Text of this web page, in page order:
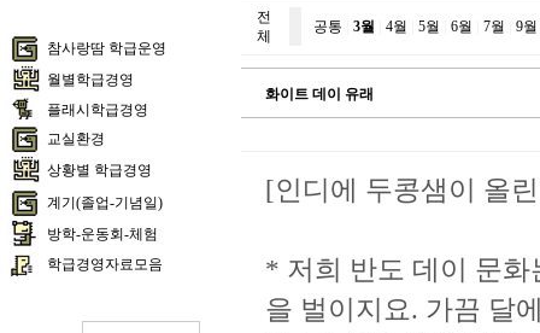
참사랑땀 학급운영
월별학급경영
플래시학급경영
교실환경
상황별 학급경영
계기(졸업-기념일)
방학-운동회-체험
학급경영자료모음
전
체
공통 3월 4월 5월 6월 7월 9월
화이트 데이 유래
[인디에 두콩샘이 올
* 저희 반도 데이 문
을 벌이지요. 가끔 달